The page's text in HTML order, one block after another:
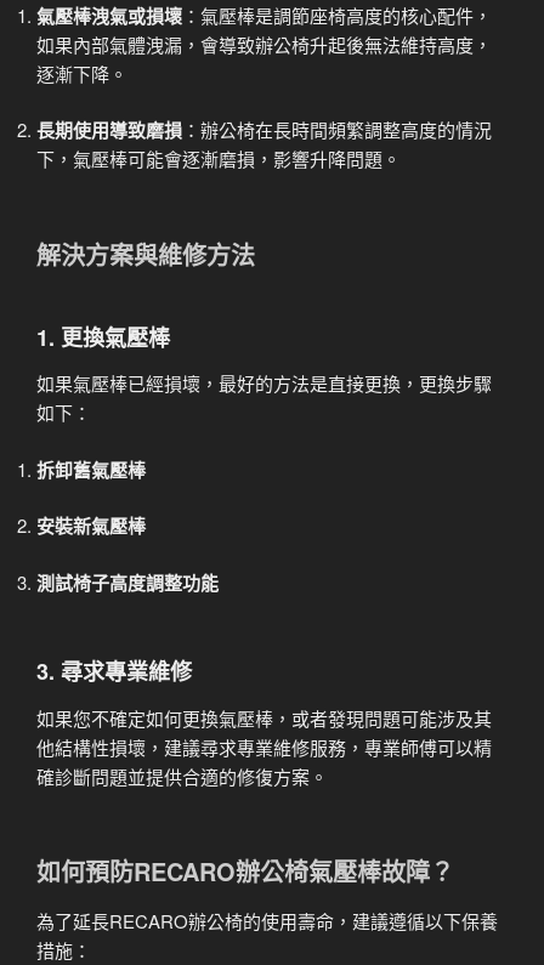
氣壓棒洩氣或損壞 ：氣壓棒是調節座椅高度的核心配件，
如果內部氣體洩漏，會導致辦公椅升起後無法維持高度，
逐漸下降。
長期使用導致磨損 ：辦公椅在長時間頻繁調整高度的情況
下，氣壓棒可能會逐漸磨損，影響升降問題。
解決方案與維修方法
1. 更換氣壓棒
如果氣壓棒已經損壞，最好的方法是直接更換，更換步驟
如下：
拆卸舊氣壓棒
安裝新氣壓棒
測試椅子高度調整功能
3. 尋求專業維修
如果您不確定如何更換氣壓棒，或者發現問題可能涉及其
他結構性損壞，建議尋求專業維修服務，專業師傅可以精
確診斷問題並提供合適的修復方案。
如何預防RECARO辦公椅氣壓棒故障？
為了延長RECARO辦公椅的使用壽命，建議遵循以下保養
措施：